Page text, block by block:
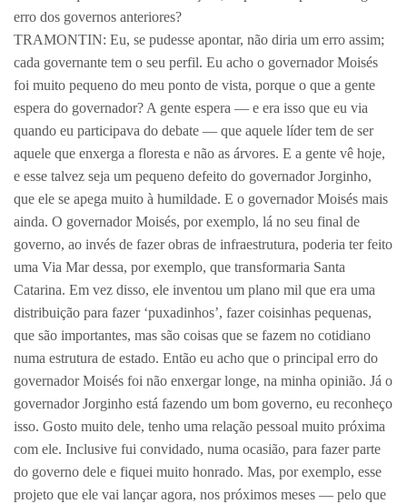
erro dos governos anteriores?
TRAMONTIN: Eu, se pudesse apontar, não diria um erro assim;
cada governante tem o seu perfil. Eu acho o governador Moisés
foi muito pequeno do meu ponto de vista, porque o que a gente
espera do governador? A gente espera — e era isso que eu via
quando eu participava do debate — que aquele líder tem de ser
aquele que enxerga a floresta e não as árvores. E a gente vê hoje,
e esse talvez seja um pequeno defeito do governador Jorginho,
que ele se apega muito à humildade. E o governador Moisés mais
ainda. O governador Moisés, por exemplo, lá no seu final de
governo, ao invés de fazer obras de infraestrutura, poderia ter feito
uma Via Mar dessa, por exemplo, que transformaria Santa
Catarina. Em vez disso, ele inventou um plano mil que era uma
distribuição para fazer ‘puxadinhos’, fazer coisinhas pequenas,
que são importantes, mas são coisas que se fazem no cotidiano
numa estrutura de estado. Então eu acho que o principal erro do
governador Moisés foi não enxergar longe, na minha opinião. Já o
governador Jorginho está fazendo um bom governo, eu reconheço
isso. Gosto muito dele, tenho uma relação pessoal muito próxima
com ele. Inclusive fui convidado, numa ocasião, para fazer parte
do governo dele e fiquei muito honrado. Mas, por exemplo, esse
projeto que ele vai lançar agora, nos próximos meses — pelo que